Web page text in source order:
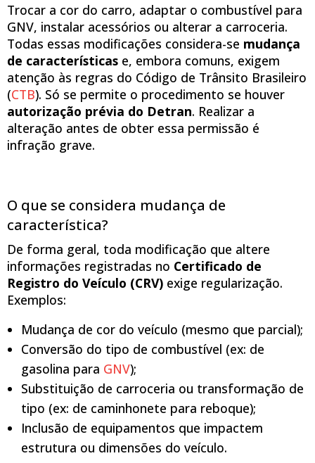
Trocar a cor do carro, adaptar o combustível para
GNV, instalar acessórios ou alterar a carroceria.
Todas essas modificações considera-se mudança
de características e, embora comuns, exigem
atenção às regras do Código de Trânsito Brasileiro
(CTB). Só se permite o procedimento se houver
autorização prévia do Detran. Realizar a
alteração antes de obter essa permissão é
infração grave.
O que se considera mudança de
característica?
De forma geral, toda modificação que altere
informações registradas no Certificado de
Registro do Veículo (CRV) exige regularização.
Exemplos:
Mudança de cor do veículo (mesmo que parcial);
Conversão do tipo de combustível (ex: de
gasolina para GNV);
Substituição de carroceria ou transformação de
tipo (ex: de caminhonete para reboque);
Inclusão de equipamentos que impactem
estrutura ou dimensões do veículo.